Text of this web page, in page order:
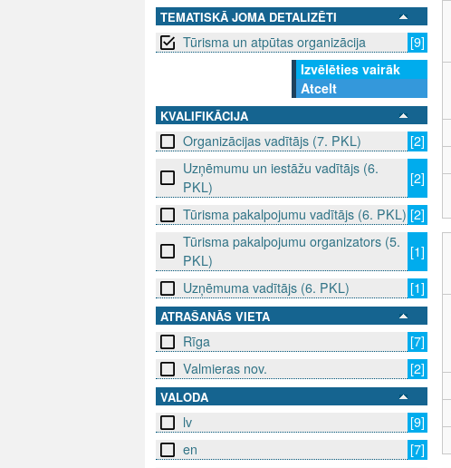
TEMATISKĀ JOMA DETALIZĒTI
Tūrisma un atpūtas organizācija
[9]
Izvēlēties vairāk
Atcelt
KVALIFIKĀCIJA
Organizācijas vadītājs (7. PKL)
[2]
Uzņēmumu un iestāžu vadītājs (6.
PKL)
[2]
Tūrisma pakalpojumu vadītājs (6. PKL) [2]
Tūrisma pakalpojumu organizators (5.
PKL)
[1]
Uzņēmuma vadītājs (6. PKL)
[1]
ATRAŠANĀS VIETA
Rīga
[7]
Valmieras nov.
[2]
VALODA
lv
[9]
en
[7]